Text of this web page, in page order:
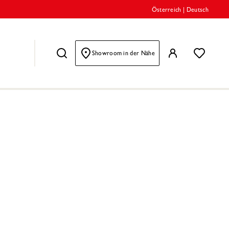
Österreich Deutsch
Showroom in der Nähe